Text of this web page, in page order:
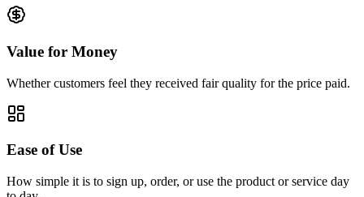
Value for Money
Whether customers feel they received fair quality for the price paid.
Ease of Use
How simple it is to sign up, order, or use the product or service day